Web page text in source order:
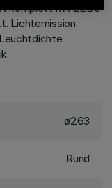
komplett mit LEDs
Lichtemission
ø263
Rund